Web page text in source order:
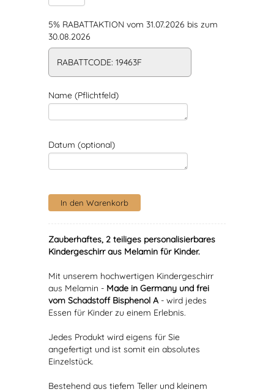
5% RABATTAKTION vom 31.07.2026 bis zum
30.08.2026
RABATTCODE: 19463F
Name (Pflichtfeld)
Datum (optional)
Zauberhaftes, 2 teiliges personalisierbares
Kindergeschirr aus Melamin für Kinder.
Mit unserem hochwertigen Kindergeschirr
aus Melamin - Made in Germany und frei
vom Schadstoff Bisphenol A- wird jedes
Essen für Kinder zu einem Erlebnis.
Jedes Produkt wird eigens für Sie
angefertigt und ist somit ein absolutes
Einzelstück.
Bestehend aus tiefem Teller und kleinem